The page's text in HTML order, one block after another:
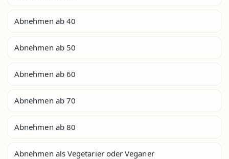
Abnehmen ab 40
Abnehmen ab 50
Abnehmen ab 60
Abnehmen ab 70
Abnehmen ab 80
Abnehmen als Vegetarier oder Veganer